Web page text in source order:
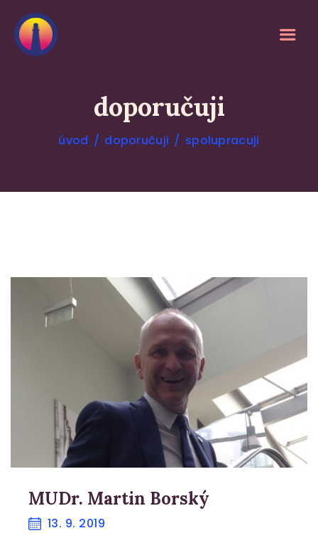
doporučuji
úvod doporučuji spolupracuji
O MEDITACI
BLOG
DOPORUČUJI
MUDr. Martin Borský
13. 9. 2019